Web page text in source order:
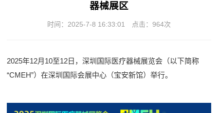
器械展区
时间：2025-7-8 16:33:01 点击： 964次
2025年12月10至12日，深圳国际医疗器械展览会（以下简称
“CMEH”）在深圳国际会展中心（宝安新馆）举行。